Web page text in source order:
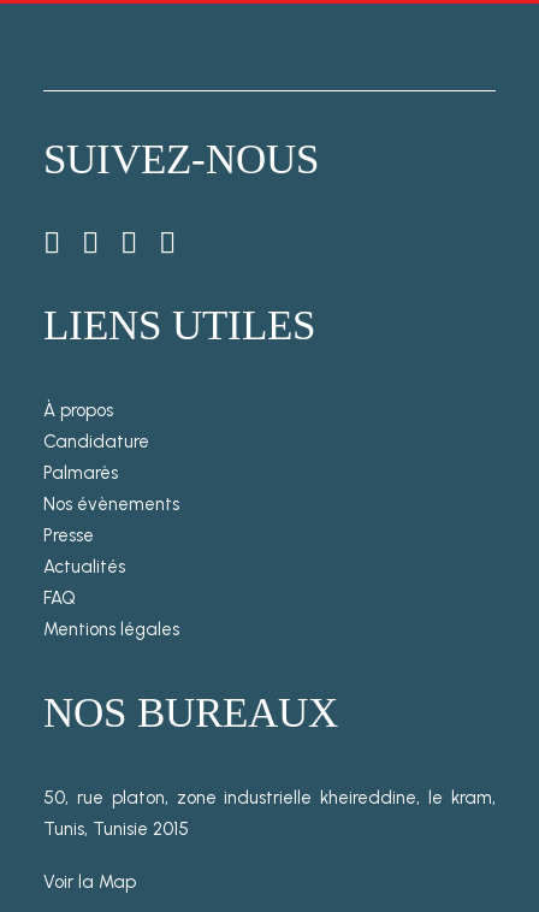
SUIVEZ-NOUS
LIENS UTILES
À propos
Candidature
Palmarès
Nos évènements
Presse
Actualités
FAQ
Mentions légales
NOS BUREAUX
50, rue platon, zone industrielle kheireddine, le kram,
Tunis, Tunisie 2015
Voir la Map